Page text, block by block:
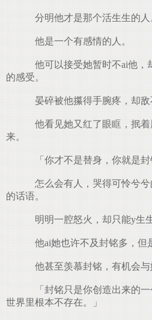
分明他才是那个活生生的人
他是一个有感情的人。
他可以接受她暂时不ai他，
的感受。
晏碎被他攥得手腕疼，却敌
他看见她又红了眼眶，抿着
来。
「你才不是替身，你就是
怎么会有人，哭得可怜兮
的话语。
明明一腔怒火，却只能y生
他ai她也许不及封铭多，但
他甚至羡慕封铭，有机会与
「封铭只是你创造出来的一
世界里根本不存在。」